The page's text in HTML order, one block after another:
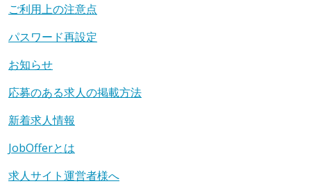
ご利用上の注意点
パスワード再設定
お知らせ
応募のある求人の掲載方法
新着求人情報
JobOfferとは
求人サイト運営者様へ